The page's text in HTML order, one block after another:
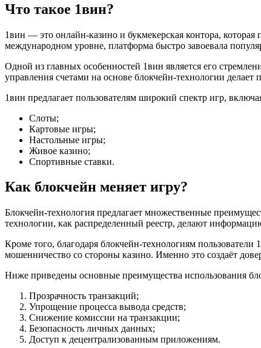
Что такое 1вин?
1вин — это онлайн-казино и букмекерская контора, которая
международном уровне, платформа быстро завоевала
Одной из главных особенностей 1вин является его
управления счетами на основе блокчейн-технологии
1вин предлагает пользователям широкий спектр игр,
Слоты;
Картовые игры;
Настольные игры;
Живое казино;
Спортивные ставки.
Как блокчейн меняет игру?
Блокчейн-технология предлагает множественные
технологии, как распределенный реестр, делают
Кроме того, благодаря блокчейн-технологиям
мошенничество со стороны казино. Именно это создаёт
Ниже приведены основные преимущества использования
Прозрачность транзакций;
Упрощение процесса вывода средств;
Снижение комиссии на транзакции;
Безопасность личных данных;
Доступ к децентрализованным приложениям.